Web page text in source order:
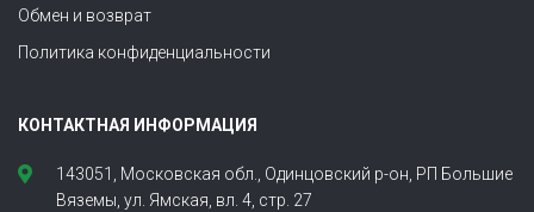
Обмен и возврат
Политика конфиденциальности
КОНТАКТНАЯ ИНФОРМАЦИЯ
143051, Московская обл., Одинцовский р-он, РП Большие
Вяземы, ул. Ямская, вл. 4, стр. 27